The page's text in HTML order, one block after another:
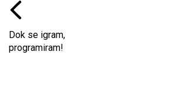
Dok se igram,
programiram!